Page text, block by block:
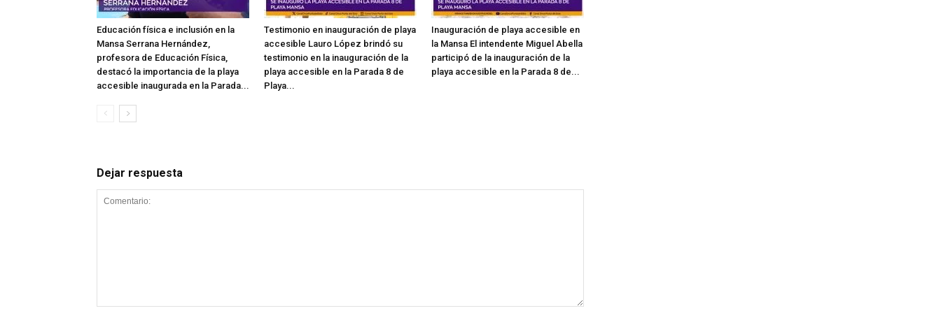
Educación física e inclusión en la
Mansa Serrana Hernández,
profesora de Educación Física,
destacó la importancia de la playa
accesible inaugurada en la Parada...
Testimonio en inauguración de playa
accesible Lauro López brindó su
testimonio en la inauguración de la
playa accesible en la Parada 8 de
Playa...
Inauguración de playa accesible en
la Mansa El intendente Miguel Abella
participó de la inauguración de la
playa accesible en la Parada 8 de...
Dejar respuesta